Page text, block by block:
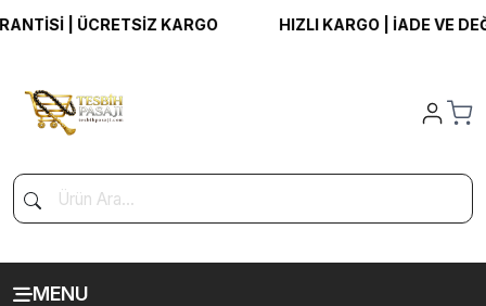
| ÜCRETSİZ KARGO HIZLI KARGO | İADE VE
MENU